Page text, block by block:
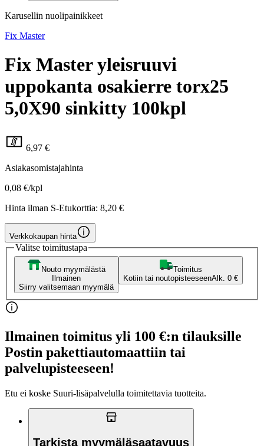
Karusellin nuolipainikkeet
Fix Master
Fix Master yleisruuvi
uppokanta osakierre torx25
5,0X90 sinkitty 100kpl
6,97 €
Asiakasomistajahinta
0,08 €/kpl
Hinta ilman S-Etukorttia: 8,20 €
Verkkokaupan hinta
Valitse toimitustapa
Nouto myymälästä
Ilmainen
Siirry valitsemaan myymälä
Toimitus
Kotiin tai noutopisteeseenAlk. 0 €
Ilmainen toimitus yli 100 €:n tilauksille
Postin pakettiautomaattiin tai
palvelupisteeseen!
Etu ei koske Suuri‑lisäpalvelulla toimitettavia tuotteita.
Tarkista myymäläsaatavuus